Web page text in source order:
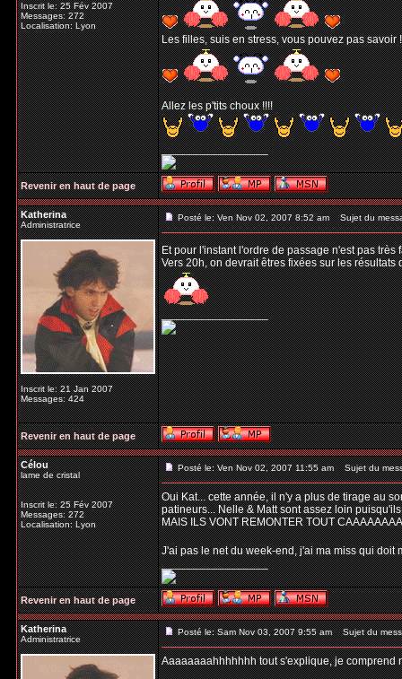
Inscrit le: 25 Fév 2007
Messages: 272
Localisation: Lyon
Les filles, suis en stress, vous pouvez pas savoir
Allez les p'tits choux !!!!
_________________
Revenir en haut de page
Katherina
Administratrice
Inscrit le: 21 Jan 2007
Messages: 424
Posté le: Ven Nov 02, 2007 8:52 am Sujet du
Et pour l'instant l'ordre de passage n'est pas
Vers 20h, on devrait êtres fixées sur les résultats
_________________
Revenir en haut de page
Célou
lame de cristal
Inscrit le: 25 Fév 2007
Messages: 272
Localisation: Lyon
Posté le: Ven Nov 02, 2007 11:55 am Sujet du
Oui Kat... cette année, il n'y a plus de tirage au
patineurs... Nelle & Matt sont assez loin
MAIS ILS VONT REMONTER TOUT
J'ai pas le net du week-end, j'ai ma miss qui
_________________
Revenir en haut de page
Katherina
Administratrice
Posté le: Sam Nov 03, 2007 9:55 am Sujet du
Aaaaaaaahhhhhhh tout s'explique, je comprend